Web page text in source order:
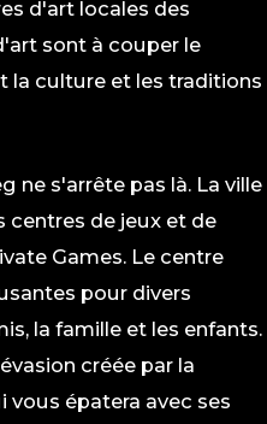
d'art locales des
sont à couper le
la culture et les traditions
ne s'arrête pas là. La ville
centres de jeux et de
Games. Le centre
pour divers
la famille et les enfants.
créée par la
vous épatera avec ses